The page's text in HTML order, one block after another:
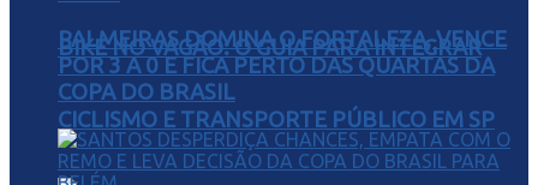
BIKE NO VAGÃO: O GUIA PARA INTEGRAR
CICLISMO E TRANSPORTE PÚBLICO EM SP
PALMEIRAS DOMINA O FORTALEZA, VENCE
POR 3 A 0 E FICA PERTO DAS QUARTAS DA
COPA DO BRASIL